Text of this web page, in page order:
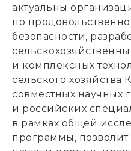
актуальны
по
безопасности,
и комплексных
сельского
совместных научных
и российских
в рамках общей
программы, позволит